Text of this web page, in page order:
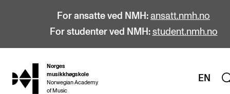
For ansatte ved NMH: ansatt.nmh.no
For studenter ved NMH: student.nmh.no
hjem
Norges
musikkhøgskole
Norwegian Academy
of Music
EN